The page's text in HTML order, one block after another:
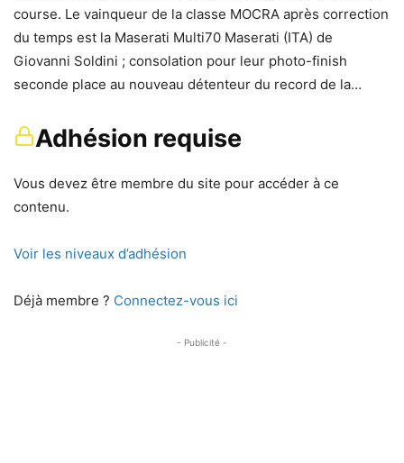
course. Le vainqueur de la classe MOCRA après correction
du temps est la Maserati Multi70 Maserati (ITA) de
Giovanni Soldini ; consolation pour leur photo-finish
seconde place au nouveau détenteur du record de la…
Adhésion requise
Vous devez être membre du site pour accéder à ce
contenu.
Voir les niveaux d’adhésion
Déjà membre ? Connectez-vous ici
- Publicité -